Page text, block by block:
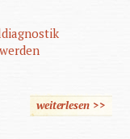
weiterlesen
über
>>